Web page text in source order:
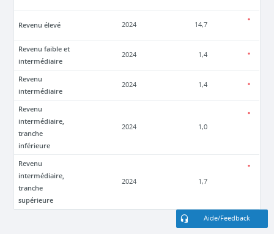
Revenu élevé 2024 14,7
Revenu faible et
intermédiaire
2024 1,4
Revenu
intermédiaire
2024 1,4
Revenu
intermédiaire,
tranche
inférieure
2024 1,0
Revenu
intermédiaire,
tranche
supérieure
2024 1,7
Aide/Feedback